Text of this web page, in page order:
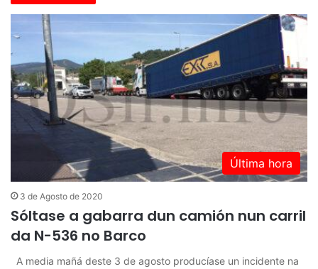
Última hora
3 de Agosto de 2020
Sóltase a gabarra dun camión nun carril
da N-536 no Barco
A media mañá deste 3 de agosto producíase un incidente na